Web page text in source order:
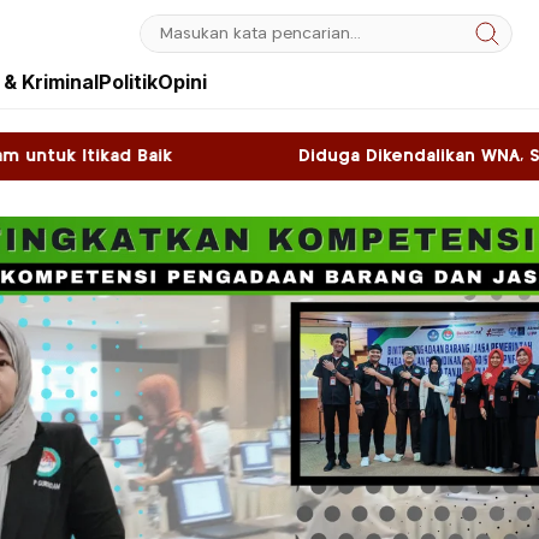
KriminalPolitikOpini
Diduga Dikendalikan WNA, Sky Game di Kawasan SNL